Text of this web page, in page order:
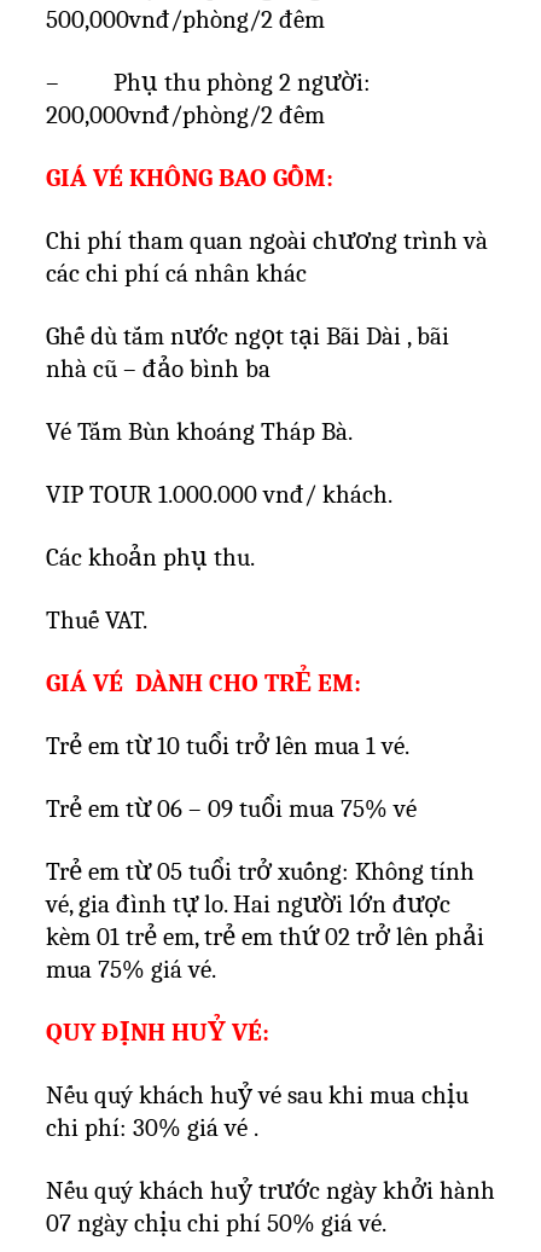
500,000vnđ/phòng/2 đêm
–
Phụ thu phòng 2 người:
200,000vnđ/phòng/2 đêm
GIÁ VÉ KHÔNG BAO GỒM:
Chi phí tham quan ngoài chương trình và
các chi phí cá nhân khác
Ghế dù tắm nước ngọt tại Bãi Dài , bãi
nhà cũ – đảo bình ba
Vé Tắm Bùn khoáng Tháp Bà.
VIP TOUR 1.000.000 vnđ/ khách.
Các khoản phụ thu.
Thuế VAT.
GIÁ VÉ DÀNH CHO TRẺ EM:
Trẻ em từ 10 tuổi trở lên mua 1 vé.
Trẻ em từ 06 – 09 tuổi mua 75% vé
Trẻ em từ 05 tuổi trở xuống: Không tính
vé, gia đình tự lo. Hai người lớn được
kèm 01 trẻ em, trẻ em thứ 02 trở lên phải
mua 75% giá vé.
QUY ĐỊNH HUỶ VÉ:
Nếu quý khách huỷ vé sau khi mua chịu
chi phí: 30% giá vé .
Nếu quý khách huỷ trước ngày khởi hành
07 ngày chịu chi phí 50% giá vé.